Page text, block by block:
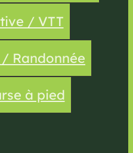
/ VTT
Randonnée
à pied